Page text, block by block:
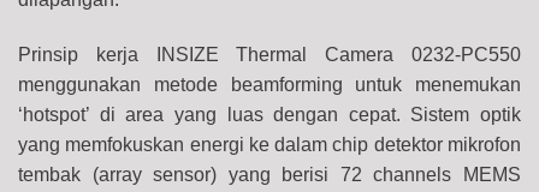
Prinsip kerja INSIZE Thermal Camera 0232-PC550
menggunakan metode beamforming untuk menemukan
‘hotspot’ di area yang luas dengan cepat. Sistem optik
yang memfokuskan energi ke dalam chip detektor mikrofon
tembak (array sensor) yang berisi 72 channels MEMS